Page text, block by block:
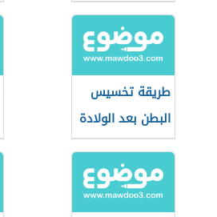
طريقة تخسيس
البطن بعد الولادة
القيصرية